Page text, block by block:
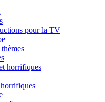
pour la TV
horrifiques